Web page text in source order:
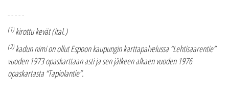
- - - - -
(1)kirottu kevät (ital.)
(2)kadun nimi on ollut Espoon kaupungin karttapalvelussa “Lehtisaarentie”
vuoden 1973 opaskarttaan asti ja sen jälkeen alkaen vuoden 1976
opaskartasta “Tapiolantie”.